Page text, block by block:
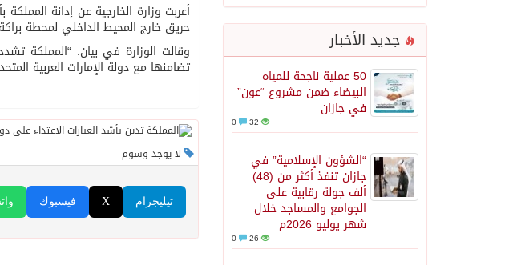
جديد الأخبار
50 عملية ناجحة للمياه
البيضاء ضمن مشروع “عون”
في جازان
32
“الشؤون الإسلامية” في
جازان تنفذ أكثر من (48)
ألف جولة رقابية على
الجوامع والمساجد خلال
شهر يوليو 2026م
26
أعربت وزارة الخارجية عن إدانة
حريق خارج المحيط الداخلي لمحطة
وقالت الوزارة في بيان: “المملكة
تضامنها مع دولة الإمارات العربية
لا يوجد وسوم
فيسبوك X تيليجرام